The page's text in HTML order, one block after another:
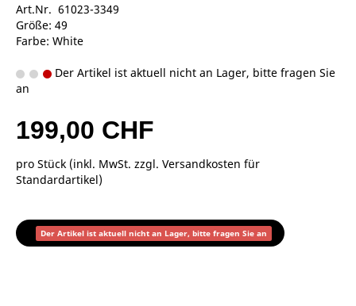
Art.Nr. 61023-3349
Größe: 49
Farbe: White
Der Artikel ist aktuell nicht an Lager, bitte fragen Sie
an
199,00 CHF
pro Stück (inkl. MwSt. zzgl. Versandkosten für
Standardartikel)
Der Artikel ist aktuell nicht an Lager, bitte fragen Sie an